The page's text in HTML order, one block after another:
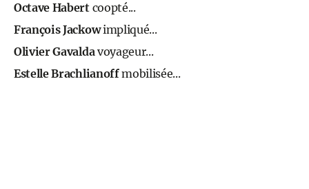
Octave Habertcoopté...
François Jackowimpliqué...
Olivier Gavaldavoyageur...
Estelle Brachlianoffmobilisée...